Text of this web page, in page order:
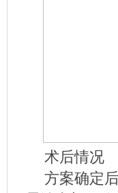
术后情况
方案确定